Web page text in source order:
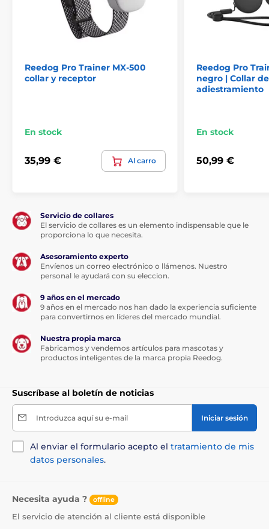
puede utilizarse con lluvia ligera, pero no es posible
realizar estancias prolongadas en el agua ni bucear.
Esto hace que el collar sea una opción ideal para un
uso básico, pero no para adiestrar perros en el agua. El
es cómodo de llevar para su perro y
perros de diferentes tamaños y razas. Cómoda para
una circunferencia de cuello de 20 a 60 cm.
Las dimensiones del receptor son:
anchura 3,8 cm; altura 7 cm; profundidad
transmisor son: altura 11,9 cm; anchura 4,7 cm;
profundidad 1,8 cm; peso 41 g. Puntos de contacto
metálicos de 9 y 12 mm.
Las especificaciones técnicas pueden cambiar sin
previo aviso. Las imágenes tienen únicamente
El producto aparece en las categorías
Collares de adiestramiento
De 0 a 300 metros
Poco resistente al agua
Para perros pequeños
Reedog Pro Trainer MX-500
collar y receptor
En stock
35,99 € Al carro
Reedog Pro
negro | Collar de
adiestramiento
En stock
50,99 €
Servicio de collares
El servicio de collares es un elemento indispensable que le
proporciona lo que necesita.
Asesoramiento experto
Envíenos un correo electrónico o llámenos. Nuestro
personal le ayudará con su eleccion.
9 años en el mercado
9 años en el mercado nos han dado la experiencia suficiente
para convertirnos en líderes del mercado mundial.
Nuestra propia marca
Fabricamos y vendemos artículos para mascotas y
productos inteligentes de la marca propia Reedog.
Suscríbase al boletín de noticias
Introduzca aquí su e-mail Iniciar sesión
Al enviar el formulario acepto el tratamiento de mis
datos personales.
Necesita ayuda ? offline
El servicio de atención al cliente está disponible